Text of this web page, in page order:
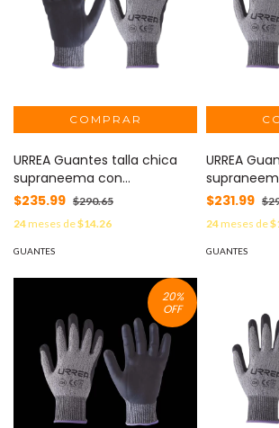
URREA Guantes talla chica
supraneema con
recubrimiento de nitrilo.
MOD: SYS-USGDC
$235.99 $290.65
24meses de$14.26
GUANTES
URREA
MOD: SYS-
$231.99
24meses de
GUANTES
20%
OFF